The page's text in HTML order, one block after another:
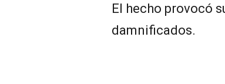
El hecho provocó
damnificados.